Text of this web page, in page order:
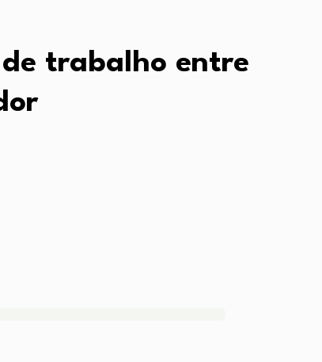
trabalho entre